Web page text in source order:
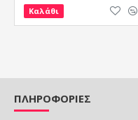
Καλάθι
ΠΛΗΡΟΦΟΡΙΕΣ